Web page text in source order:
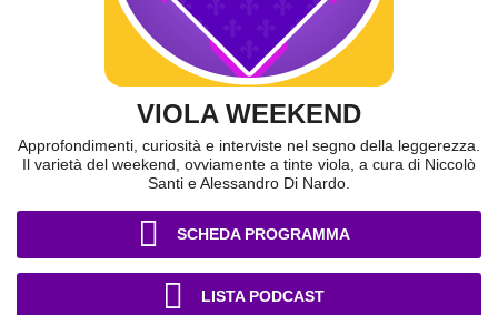
VIOLA WEEKEND
Approfondimenti, curiosità e interviste nel segno della leggerezza.
Il varietà del weekend, ovviamente a tinte viola, a cura di Niccolò
Santi e Alessandro Di Nardo.
SCHEDA PROGRAMMA
LISTA PODCAST